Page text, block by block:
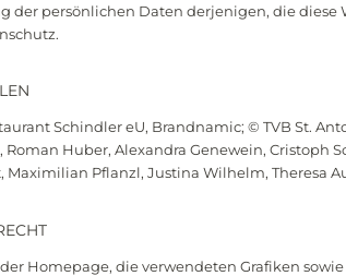
der persönlichen Daten derjenigen, die diese
Schindler eU, Brandnamic; © TVB St.
Roman Huber, Alexandra Genewein, Cristoph
Maximilian Pflanzl, Justina Wilhelm, Theresa
Homepage, die verwendeten Grafiken